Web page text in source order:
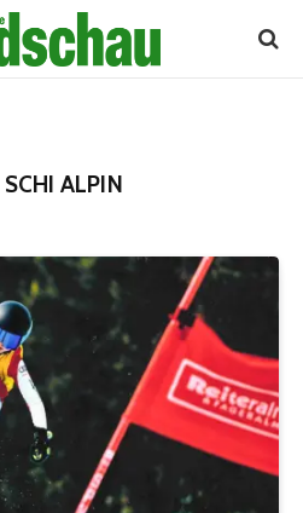
SCHI ALPIN